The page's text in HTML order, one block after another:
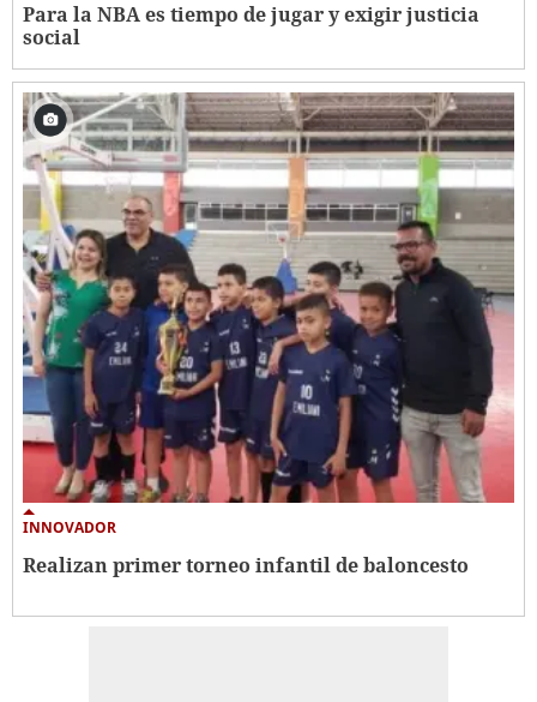
Para la NBA es tiempo de jugar y exigir justicia
social
INNOVADOR
Realizan primer torneo infantil de baloncesto